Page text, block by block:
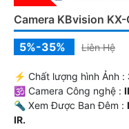
Camera KBvision
5%-35%
Liên Hệ
️⚡ Chất lượng hình Ảnh :
🕉️ Camera Công nghệ :
🔦 Xem Được Ban Đêm :
IR.